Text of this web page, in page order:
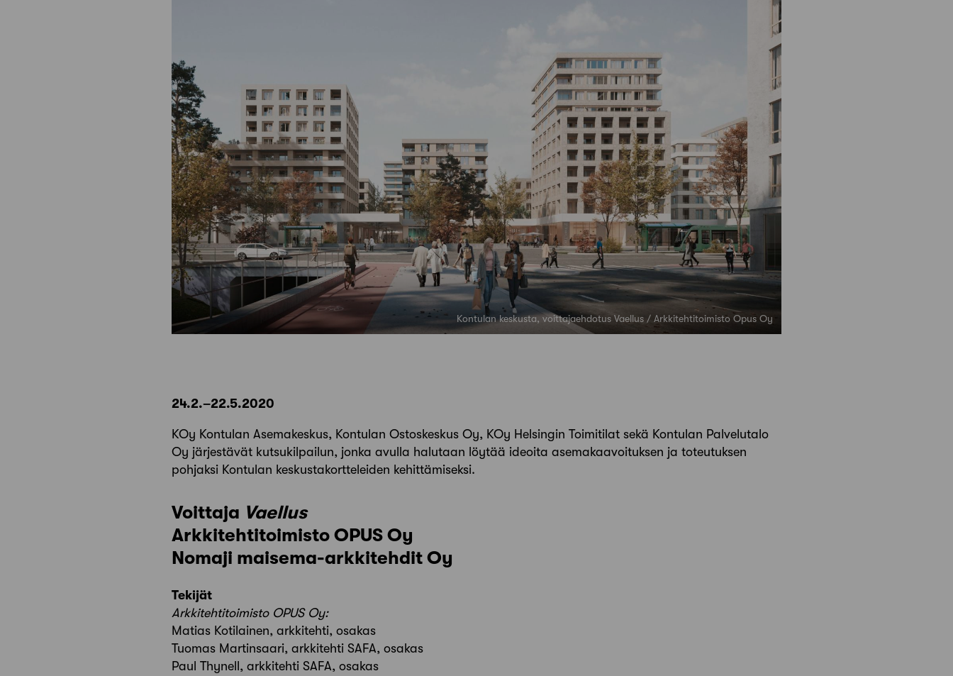
Kontulan keskusta, voittajaehdotus Vaellus / Arkkitehtitoimisto Opus Oy
24.2.–22.5.2020
KOy Kontulan Asemakeskus, Kontulan Ostoskeskus Oy, KOy Helsingin Toimitilat sekä Kontulan Palvelutalo
Oy järjestävät kutsukilpailun, jonka avulla halutaan löytää ideoita asemakaavoituksen ja toteutuksen
pohjaksi Kontulan keskustakortteleiden kehittämiseksi.
Voittaja Vaellus
Arkkitehtitoimisto OPUS Oy
Nomaji maisema-arkkitehdit Oy
Tekijät
Arkkitehtitoimisto OPUS Oy:
Matias Kotilainen, arkkitehti, osakas
Tuomas Martinsaari, arkkitehti SAFA, osakas
Paul Thynell, arkkitehti SAFA, osakas